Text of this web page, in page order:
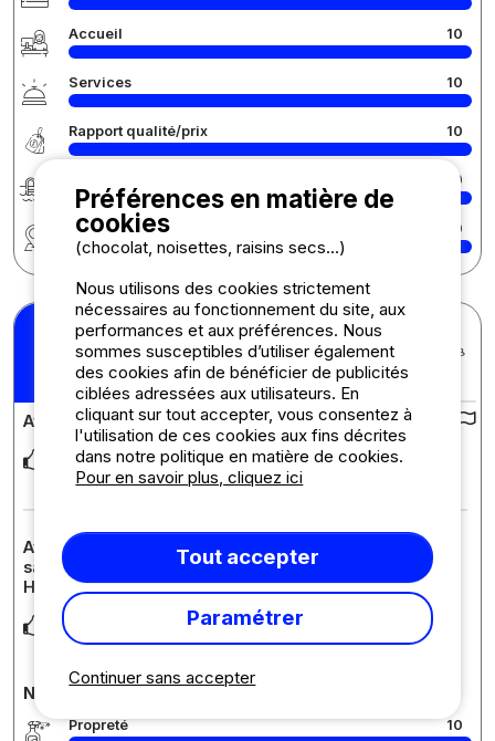
Accueil 10
Services 10
Rapport qualité/prix 10
10
Région 10
/10
Virginie S.
Posté le 18/05/2026
Séjour : 13/05/2026 - 17/05/2026
Avis sur le camping :
Tout y est pour un weekend en douceur L'accueil de la
propriétaire, ses attentions, le cadre, les l
Avis sur l'hébergement : Tente Lodge (sans sanitaire,
sans eau) - Location du Dimanche au dimanche en
Haute saison
Rien a redire. Tout y est
Notes détaillées du camping
Propreté 10
Continuer sans accepter
Préférences en matière de
cookies
(chocolat, noisettes, raisins secs...)
Nous utilisons des cookies strictement
nécessaires au fonctionnement du site, aux
performances et aux préférences. Nous
sommes susceptibles d’utiliser également
des cookies afin de bénéficier de publicités
ciblées adressées aux utilisateurs. En
cliquant sur tout accepter, vous consentez à
l'utilisation de ces cookies aux fins décrites
dans notre politique en matière de cookies.
Pour en savoir plus, cliquez ici
Tout accepter
Paramétrer